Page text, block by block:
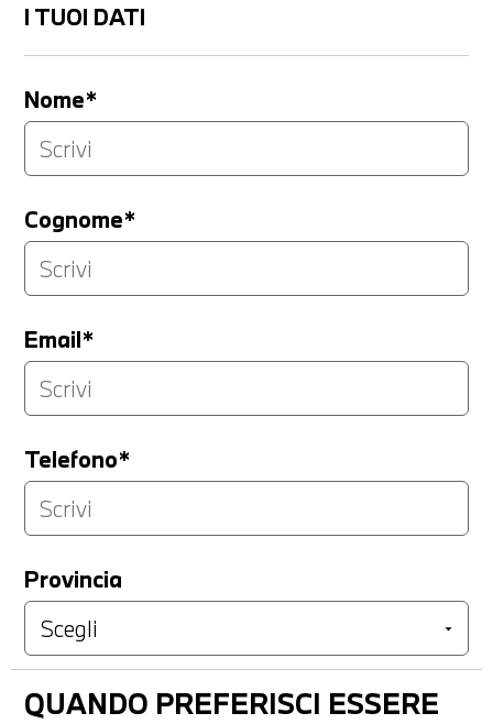
I TUOI DATI
Nome*
Cognome*
Email*
Telefono*
Provincia
QUANDO PREFERISCI ESSERE